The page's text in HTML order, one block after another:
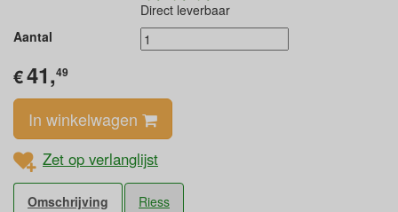
Direct leverbaar
Aantal
€41,49
In winkelwagen
Zet op verlanglijst
Omschrijving Riess